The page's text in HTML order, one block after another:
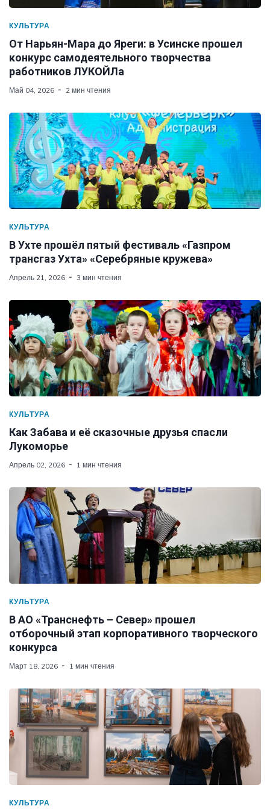
КУЛЬТУРА
От Нарьян-Мара до Яреги: в Усинске прошел
конкурс самодеятельного творчества
работников ЛУКОЙЛа
Май 04, 2026 2 мин чтения
КУЛЬТУРА
В Ухте прошёл пятый фестиваль «Газпром
трансгаз Ухта» «Серебряные кружева»
Апрель 21, 2026 3 мин чтения
КУЛЬТУРА
Как Забава и её сказочные друзья спасли
Лукоморье
Апрель 02, 2026 1 мин чтения
КУЛЬТУРА
В АО «Транснефть – Север» прошел
отборочный этап корпоративного творческого
конкурса
Март 18, 2026 1 мин чтения
КУЛЬТУРА